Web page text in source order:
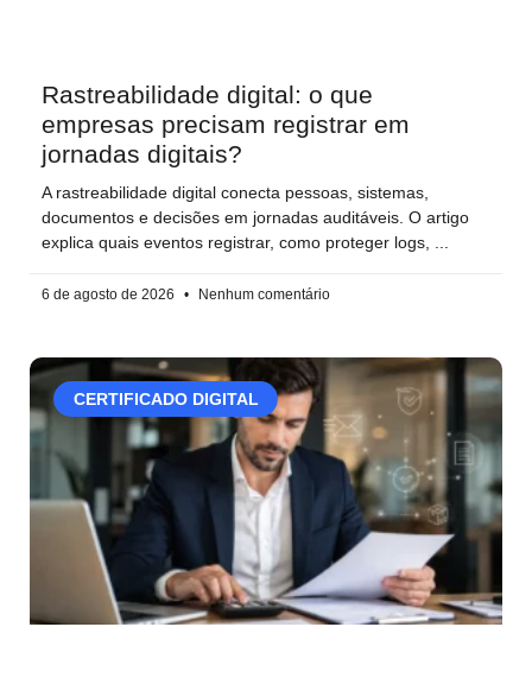
Rastreabilidade digital: o que
empresas precisam registrar em
jornadas digitais?
A rastreabilidade digital conecta pessoas, sistemas,
documentos e decisões em jornadas auditáveis. O artigo
explica quais eventos registrar, como proteger logs,
6 de agosto de 2026 Nenhum comentário
CERTIFICADO DIGITAL